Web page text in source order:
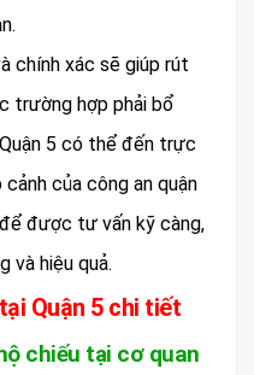
chính xác sẽ giúp rút
trường hợp phải bổ
5 có thể đến trực
của công an quận
được tư vấn kỹ càng,
và hiệu quả.
Quận 5 chi tiết
chiếu tại cơ quan